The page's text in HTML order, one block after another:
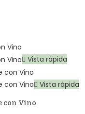
Vista rápida
Vista rápida
con Vino